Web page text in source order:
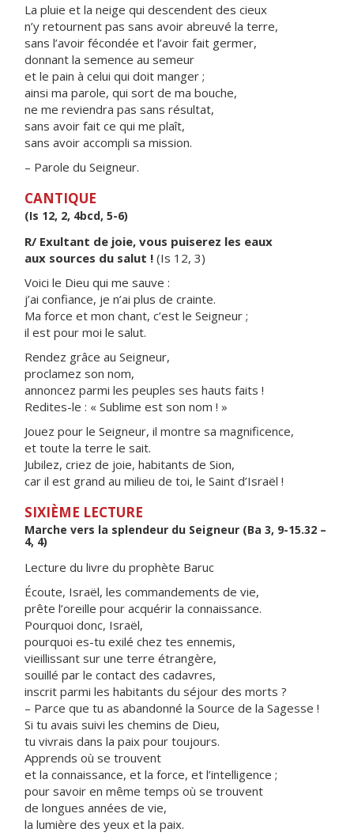
La pluie et la neige qui descendent des cieux
n’y retournent pas sans avoir abreuvé la terre,
sans l’avoir fécondée et l’avoir fait germer,
donnant la semence au semeur
et le pain à celui qui doit manger ;
ainsi ma parole, qui sort de ma bouche,
ne me reviendra pas sans résultat,
sans avoir fait ce qui me plaît,
sans avoir accompli sa mission.
– Parole du Seigneur.
CANTIQUE
(Is 12, 2, 4bcd, 5-6)
R/ Exultant de joie, vous puiserez les eaux
aux sources du salut ! (Is 12, 3)
Voici le Dieu qui me sauve :
j’ai confiance, je n’ai plus de crainte.
Ma force et mon chant, c’est le Seigneur ;
il est pour moi le salut.
Rendez grâce au Seigneur,
proclamez son nom,
annoncez parmi les peuples ses hauts faits !
Redites-le : « Sublime est son nom ! »
Jouez pour le Seigneur, il montre sa magnificence,
et toute la terre le sait.
Jubilez, criez de joie, habitants de Sion,
car il est grand au milieu de toi, le Saint d’Israël !
SIXIÈME LECTURE
Marche vers la splendeur du Seigneur (Ba 3, 9-15.32 –
4, 4)
Lecture du livre du prophète Baruc
Écoute, Israël, les commandements de vie,
prête l’oreille pour acquérir la connaissance.
Pourquoi donc, Israël,
pourquoi es-tu exilé chez tes ennemis,
vieillissant sur une terre étrangère,
souillé par le contact des cadavres,
inscrit parmi les habitants du séjour des morts ?
– Parce que tu as abandonné la Source de la Sagesse !
Si tu avais suivi les chemins de Dieu,
tu vivrais dans la paix pour toujours.
Apprends où se trouvent
et la connaissance, et la force, et l’intelligence ;
pour savoir en même temps où se trouvent
de longues années de vie,
la lumière des yeux et la paix.